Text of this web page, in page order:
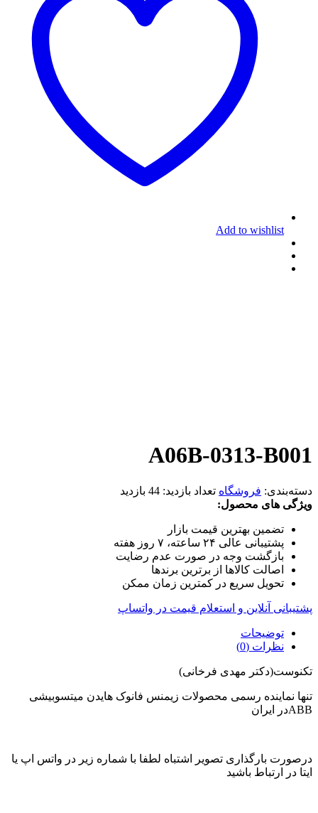
Add to wishlist
A06B-0313-B001
دسته‌بندی: فروشگاه تعداد بازدید: 44 بازدید
ویژگی های محصول:
تضمین بهترین قیمت بازار
پشتیبانی عالی ۲۴ ساعته، ۷ روز هفته
بازگشت وجه در صورت عدم رضایت
اصالت کالاها از برترین برندها
تحویل سریع در کمترین زمان ممکن
پشتیبانی آنلاین و استعلام قیمت در واتساپ
توضیحات
نظرات (0)
تکنوست(دکتر مهدی فرخانی)
تنها نماینده رسمی محصولات زیمنس فانوک هایدن میتسوبیشی
ABBدر ایران
درصورت بارگذاری تصویر اشتباه لطفا با شماره زیر در واتس اپ یا
ایتا در ارتباط باشید